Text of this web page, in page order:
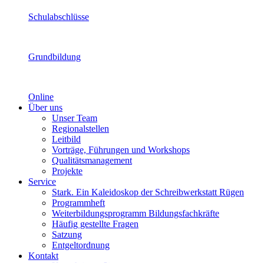
Schulabschlüsse
Grundbildung
Online
Über uns
Unser Team
Regionalstellen
Leitbild
Vorträge, Führungen und Workshops
Qualitätsmanagement
Projekte
Service
Stark. Ein Kaleidoskop der Schreibwerkstatt Rügen
Programmheft
Weiterbildungsprogramm Bildungsfachkräfte
Häufig gestellte Fragen
Satzung
Entgeltordnung
Kontakt